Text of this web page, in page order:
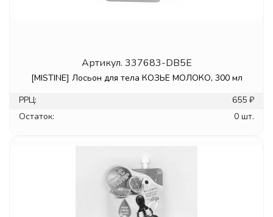
Артикул. 337683-DB5E
[MISTINE] Лосьон для тела КОЗЬЕ МОЛОКО, 300 мл
РРЦ:
655 ₽
Остаток:
0 шт.